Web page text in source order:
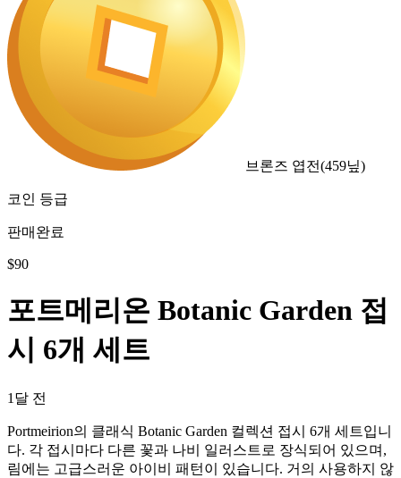
브론즈 엽전(459닢)
코인 등급
판매완료
$90
포트메리온 Botanic Garden 접
시 6개 세트
1달 전
Portmeirion의 클래식 Botanic Garden 컬렉션 접시 6개 세트입니
다. 각 접시마다 다른 꽃과 나비 일러스트로 장식되어 있으며,
림에는 고급스러운 아이비 패턴이 있습니다. 거의 사용하지 않